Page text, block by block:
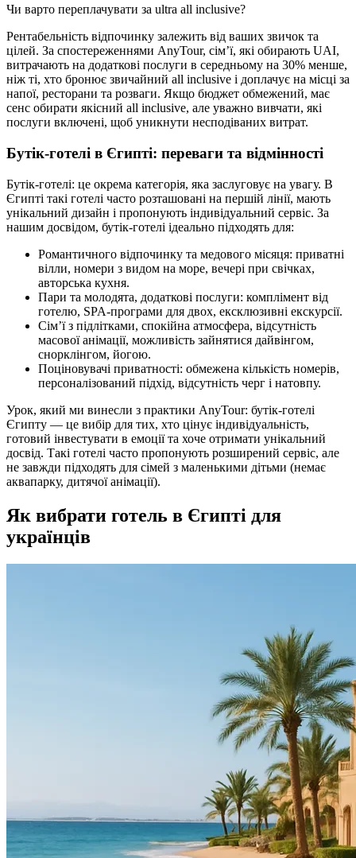
Чи варто переплачувати за ultra all inclusive?
Рентабельність відпочинку залежить від ваших звичок та
цілей. За спостереженнями AnyTour, сім’ї, які обирають UAI,
витрачають на додаткові послуги в середньому на 30% менше,
ніж ті, хто бронює звичайний all inclusive і доплачує на місці за
напої, ресторани та розваги. Якщо бюджет обмежений, має
сенс обирати якісний all inclusive, але уважно вивчати, які
послуги включені, щоб уникнути несподіваних витрат.
Бутік-готелі в Єгипті: переваги та відмінності
Бутік-готелі: це окрема категорія, яка заслуговує на увагу. В
Єгипті такі готелі часто розташовані на першій лінії, мають
унікальний дизайн і пропонують індивідуальний сервіс. За
нашим досвідом, бутік-готелі ідеально підходять для:
Романтичного відпочинку та медового місяця: приватні
вілли, номери з видом на море, вечері при свічках,
авторська кухня.
Пари та молодята, додаткові послуги: комплімент від
готелю, SPA-програми для двох, ексклюзивні екскурсії.
Сім’ї з підлітками, спокійна атмосфера, відсутність
масової анімації, можливість зайнятися дайвінгом,
снорклінгом, йогою.
Поціновувачі приватності: обмежена кількість номерів,
персоналізований підхід, відсутність черг і натовпу.
Урок, який ми винесли з практики AnyTour: бутік-готелі
Єгипту — це вибір для тих, хто цінує індивідуальність,
готовий інвестувати в емоції та хоче отримати унікальний
досвід. Такі готелі часто пропонують розширений сервіс, але
не завжди підходять для сімей з маленькими дітьми (немає
аквапарку, дитячої анімації).
Як вибрати готель в Єгипті для
українців